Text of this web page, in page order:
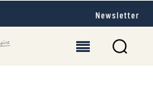
Newsletter